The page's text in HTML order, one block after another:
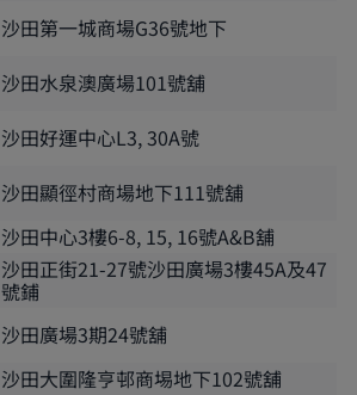
沙田第一城商場G36號地下
沙田水泉澳廣場101號舖
沙田好運中心L3, 30A號
沙田顯徑村商場地下111號舖
沙田中心3樓6-8, 15, 16號A&B舖
沙田正街21-27號沙田廣場3樓45A及47
號鋪
沙田廣場3期24號舖
沙田大圍隆亨邨商埸地下102號舖